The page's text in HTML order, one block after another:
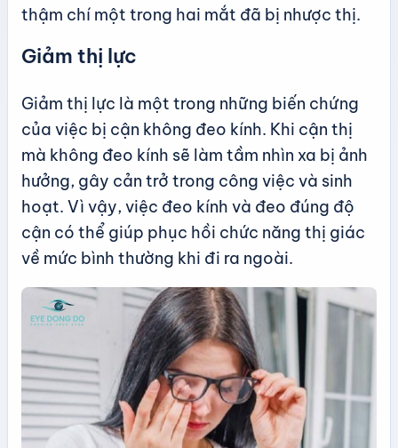
thậm chí một trong hai mắt đã bị nhược thị.
Giảm thị lực
Giảm thị lực là một trong những biến chứng
của việc bị cận không đeo kính. Khi cận thị
mà không đeo kính sẽ làm tầm nhìn xa bị ảnh
hưởng, gây cản trở trong công việc và sinh
hoạt. Vì vậy, việc đeo kính và đeo đúng độ
cận có thể giúp phục hồi chức năng thị giác
về mức bình thường khi đi ra ngoài.